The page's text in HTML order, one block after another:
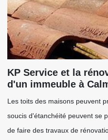
KP Service et la
d'un immeuble à
Les toits des maisons peuvent
soucis d'étanchéité peuvent se
de faire des travaux de